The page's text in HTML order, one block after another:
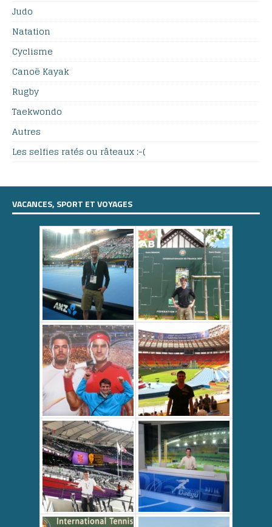
Judo
Natation
Cyclisme
Canoë Kayak
Rugby
Taekwondo
Autres
Les selfies ratés ou râteaux :-(
VACANCES, SPORT ET VOYAGES